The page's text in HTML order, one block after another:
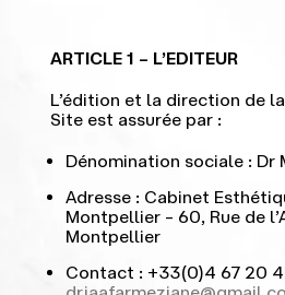
ARTICLE 1 – L’EDITEUR
L’édition et la direction de
Site est assurée par :
Dénomination sociale : Dr
Adresse : Cabinet
Montpellier – 60, Rue de
Montpellier
Contact : +33(0)4 67 20